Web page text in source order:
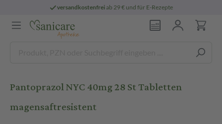
versandkostenfreiab 29 € und für E-Rezepte
Pantoprazol NYC 40mg 28 St Tabletten
magensaftresistent